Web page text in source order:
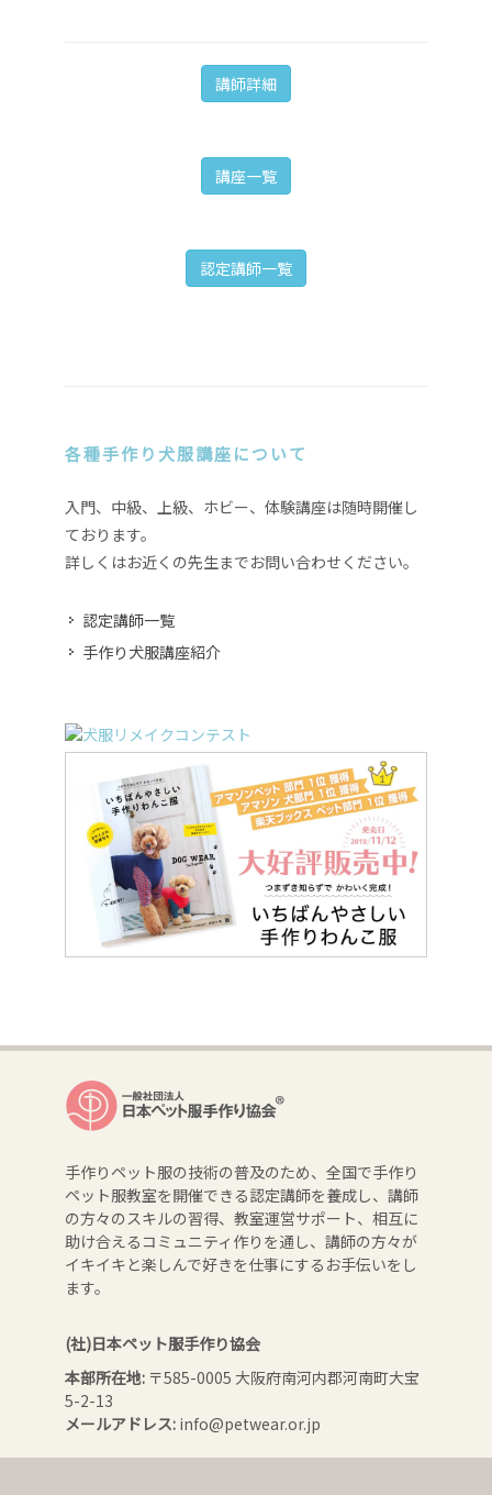
講師詳細
講座一覧
認定講師一覧
各種手作り犬服講座について
入門、中級、上級、ホビー、体験講座は随時開催し
ております。
詳しくはお近くの先生までお問い合わせください。
認定講師一覧
手作り犬服講座紹介
手作りペット服の技術の普及のため、全国で手作り
ペット服教室を開催できる認定講師を養成し、講師
の方々のスキルの習得、教室運営サポート、相互に
助け合えるコミュニティ作りを通し、講師の方々が
イキイキと楽しんで好きを仕事にするお手伝いをし
ます。
(社)日本ペット服手作り協会
本部所在地: 〒585-0005 大阪府南河内郡河南町大宝
5-2-13
メールアドレス: info@petwear.or.jp